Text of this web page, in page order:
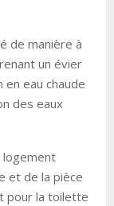
de manière à
un évier
en eau chaude
des eaux
logement
et de la pièce
pour la toilette